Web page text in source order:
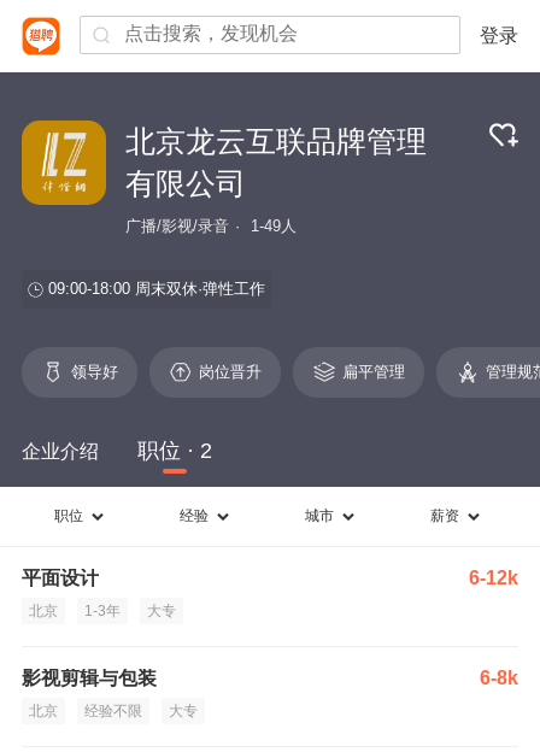
登录
北京龙云互联品牌管理
有限公司
广播/影视/录音 1-49人
09:00-18:00 周末双休 弹性工作
领导好 岗位晋升 扁平管理 管理规
企业介绍 职位 · 2
职位 经验 城市 薪资
平面设计 6-12k
北京 1-3年 大专
影视剪辑与包装 6-8k
北京 经验不限 大专